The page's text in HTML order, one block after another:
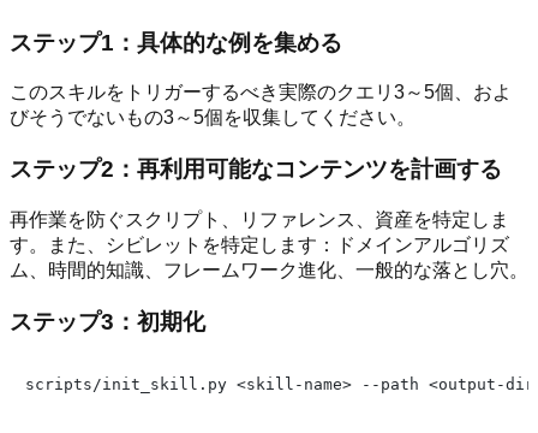
ステップ1：具体的な例を集める
このスキルをトリガーするべき実際のクエリ3～5個、およ
びそうでないもの3～5個を収集してください。
ステップ2：再利用可能なコンテンツを計画する
再作業を防ぐスクリプト、リファレンス、資産を特定しま
す。また、シビレットを特定します：ドメインアルゴリズ
ム、時間的知識、フレームワーク進化、一般的な落とし穴。
ステップ3：初期化